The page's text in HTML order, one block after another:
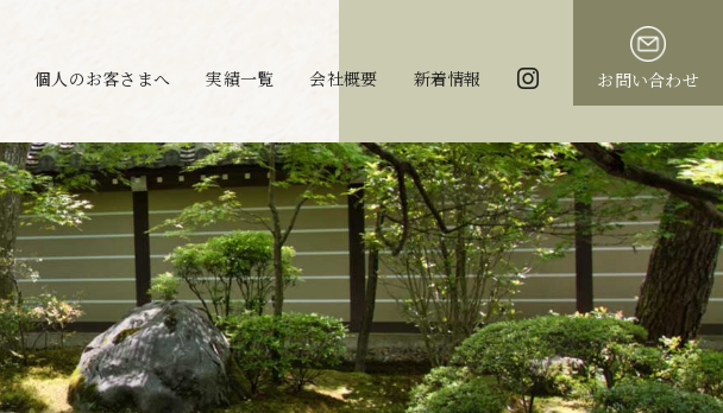
個人のお客さまへ 実績一覧 会社概要 新着情報 お問い合わせ